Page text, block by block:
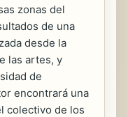
zonas del
de una
desde la
las artes, y
de
encontrará una
colectivo de los